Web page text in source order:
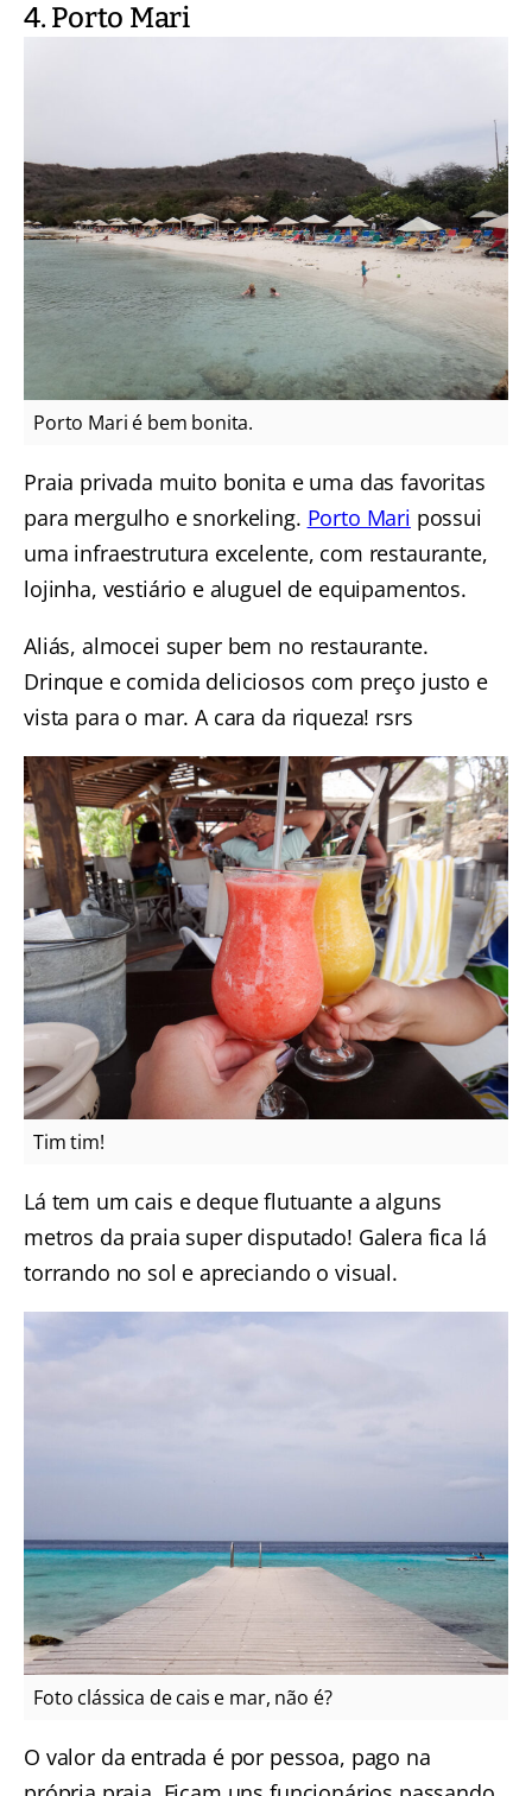
4. Porto Mari
Porto Mari é bem bonita.
Praia privada muito bonita e uma das favoritas
para mergulho e snorkeling. Porto Mari possui
uma infraestrutura excelente, com restaurante,
lojinha, vestiário e aluguel de equipamentos.
Aliás, almocei super bem no restaurante.
Drinque e comida deliciosos com preço justo e
vista para o mar. A cara da riqueza! rsrs
Tim tim!
Lá tem um cais e deque flutuante a alguns
metros da praia super disputado! Galera fica lá
torrando no sol e apreciando o visual.
Foto clássica de cais e mar, não é?
O valor da entrada é por pessoa, pago na